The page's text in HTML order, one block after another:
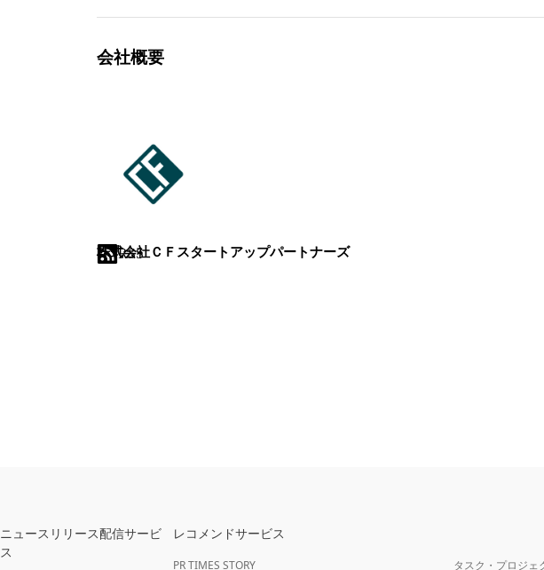
会社概要
株式会社ＣＦスタートアップパートナーズ
RSS
ニュースリリース配信サービ
ス
レコメンドサービス
PR TIMES STORY タスク・プロジェ